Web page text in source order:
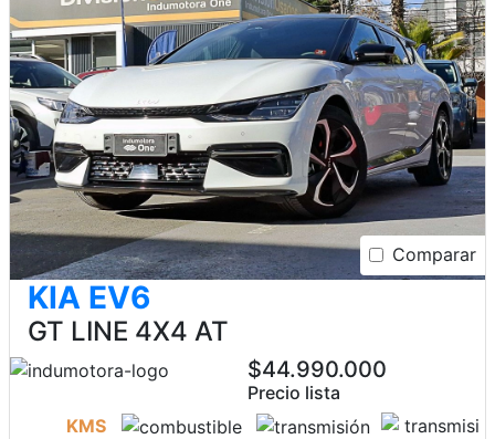
Comparar
KIA EV6
GT LINE 4X4 AT
$44.990.000
Precio lista
KMS